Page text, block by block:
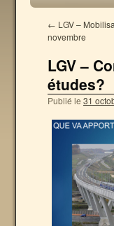
← LGV –
novembre
LGV –
études?
Publié le 31